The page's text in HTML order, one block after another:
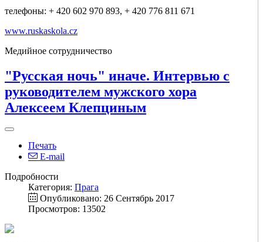
телефоны: + 420 602 970 893, + 420 776 811 671
www.ruskaskola.cz
Медийное сотрудничество
"Русская ночь" иначе. Интервью с
руководителем мужского хора
Алексеем Клепциным
Печать
E-mail
Подробности
Категория: Прага
Опубликовано: 26 Сентябрь 2017
Просмотров: 13502